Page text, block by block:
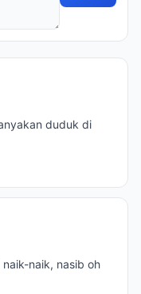
duduk di
naik, nasib oh